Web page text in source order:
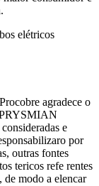
elétricos
agradece o
PRYSMIAN
e
por
outras fontes
tericos refe rentes
de modo a elencar